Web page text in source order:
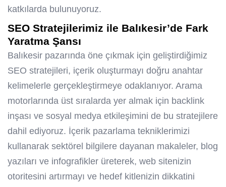
katkılarda bulunuyoruz.
SEO Stratejilerimiz ile Balıkesir’de Fark
Yaratma Şansı
Balıkesir pazarında öne çıkmak için geliştirdiğimiz
SEO stratejileri, içerik oluşturmayı doğru anahtar
kelimelerle gerçekleştirmeye odaklanıyor. Arama
motorlarında üst sıralarda yer almak için backlink
inşası ve sosyal medya etkileşimini de bu stratejilere
dahil ediyoruz. İçerik pazarlama tekniklerimizi
kullanarak sektörel bilgilere dayanan makaleler, blog
yazıları ve infografikler üreterek, web sitenizin
otoritesini artırmayı ve hedef kitlenizin dikkatini